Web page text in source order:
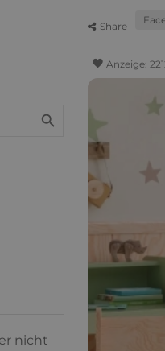

nicht
Share
favorite Anzeige: